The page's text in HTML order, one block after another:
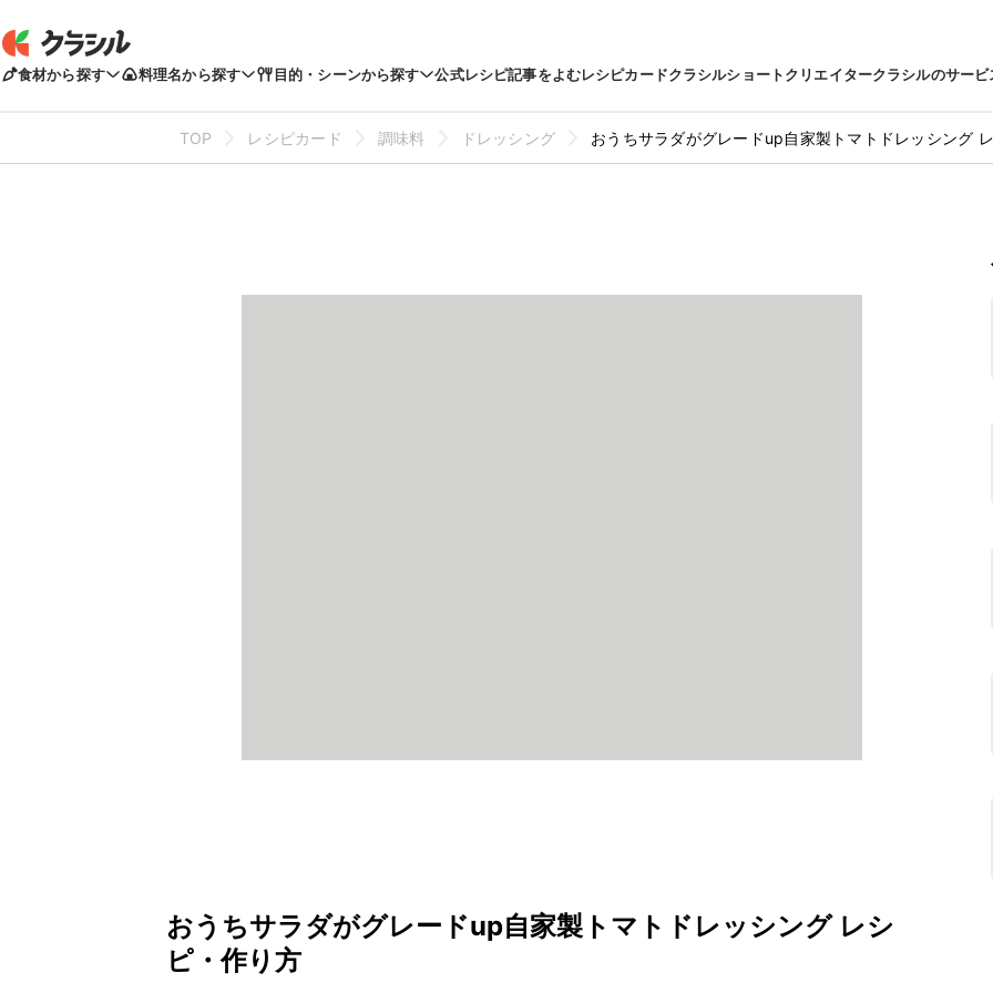
食材から探す 料理名から探す 目的・シーンから探す 公式レシピ記事をよむレシピカードクラシルショートクリエイタークラシルのサービ
TOP レシピカード 調味料 ドレッシング おうちサラダがグレードup自家製トマトドレッシング
おうちサラダがグレードup自家製トマトドレッシング レシ
ピ・作り方